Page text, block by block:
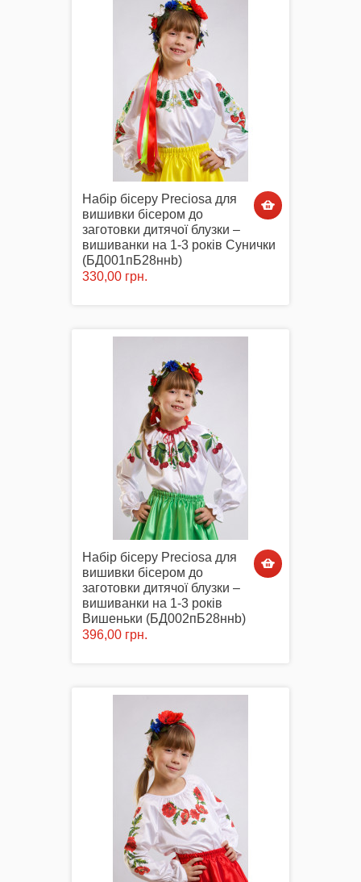
Набір бісеру Preciosa для
вишивки бісером до
заготовки дитячої блузки –
вишиванки на 1-3 років Сунички
(БД001пБ28ннb)
330,00 грн.
Набір бісеру Preciosa для
вишивки бісером до
заготовки дитячої блузки –
вишиванки на 1-3 років
Вишеньки (БД002пБ28ннb)
396,00 грн.